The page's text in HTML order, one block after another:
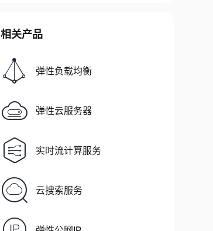
相关产品
弹性负载均衡
弹性云服务器
实时流计算服务
云搜索服务